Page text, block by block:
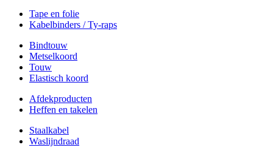
Tape en folie
Kabelbinders / Ty-raps
Bindtouw
Metselkoord
Touw
Elastisch koord
Afdekproducten
Heffen en takelen
Staalkabel
Waslijndraad